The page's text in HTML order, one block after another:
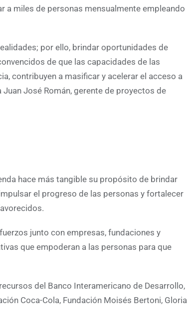
a miles de personas mensualmente empleando
por ello, brindar oportunidades de
de que las capacidades de las
contribuyen a masificar y acelerar el acceso a
José Román, gerente de proyectos de
hace más tangible su propósito de brindar
el progreso de las personas y fortalecer
junto con empresas, fundaciones y
que empoderan a las personas para que
del Banco Interamericano de Desarrollo,
Coca-Cola, Fundación Moisés Bertoni, Gloria